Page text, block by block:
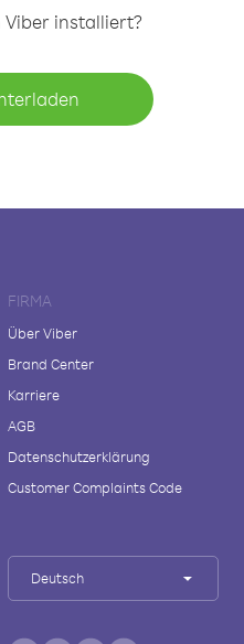
Viber installiert?
FIRMA
Über Viber
Brand Center
Karriere
AGB
Datenschutzerklärung
Customer Complaints Code
Deutsch